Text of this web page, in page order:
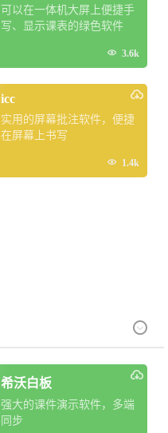
可以在一体机大屏上便捷手
写、显示课表的绿色软件
 3.6k
icc
实用的屏幕批注软件，便捷
在屏幕上书写
 1.4k

希沃白板
强大的课件演示软件，多端
同步